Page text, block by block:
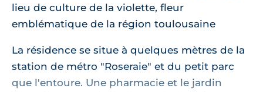
lieu de culture de la violette, fleur
emblématique de la région toulousaine
La résidence se situe à quelques mètres de la
station de métro "Roseraie" et du petit parc
que l'entoure. Une pharmacie et le jardin